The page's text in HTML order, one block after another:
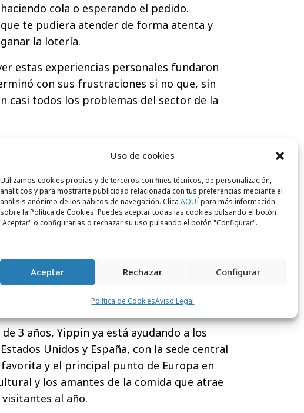
Uso de cookies
Utilizamos cookies propias y de terceros con fines técnicos, de personalización,
analíticos y para mostrarte publicidad relacionada con tus preferencias mediante el
análisis anónimo de los hábitos de navegación. Clica AQUÍpara más información
sobre la Política de Cookies. Puedes aceptar todas las cookies pulsando el botón
"Aceptar" o configurarlas o rechazar su uso pulsando el botón "Configurar".
Aceptar Rechazar Configurar
Política de CookiesAviso Legal
cola o esperando el pedido.
te pudiera atender de forma atenta y
la lotería.
estas experiencias personales fundaron
con sus frustraciones si no que, sin
casi todos los problemas del sector de la
usuarios
contactar directamente con el
la hora en la que estarán en el
su menú de manera anticipada para
hora en la que lleguen, pedir a domicilio
cupones y exclusividades únicas.
los restaurantes obtener un buen flujo de
anticipada
hacerlo con tiempo y sin prisas, aumentar
entre sus clientes un sistema de fidelización
que hará que estos no solo vuelvan al
que traigan a sus seres cercanos.
3 años, Yippin ya está ayudando a los
Unidos y España, con la sede central
y el principal punto de Europa en
y los amantes de la comida que atrae
al año.